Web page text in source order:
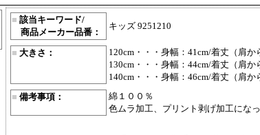
■ 該当キーワード/
商品メーカー品番：
キッズ 9251210
■ 大きさ：
120cm・・・身幅：41cm/着丈（肩か
130cm・・・身幅：44cm/着丈（肩か
140cm・・・身幅：46cm/着丈（肩か
■ 備考事項：
綿１００％
色ムラ加工、プリント剥げ加工にな